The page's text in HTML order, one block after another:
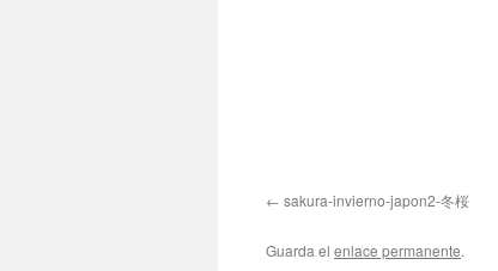
sakura-invierno-japon2-冬桜
Guarda el enlace permanente.